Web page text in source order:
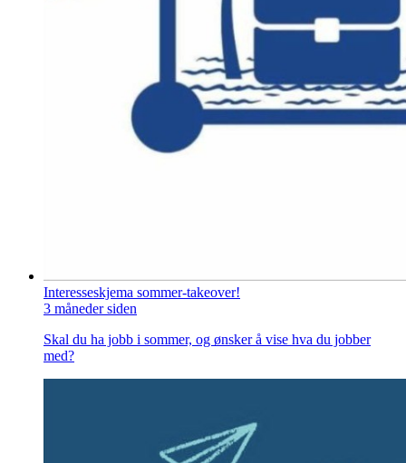
Interesseskjema sommer-takeover!
3 måneder siden
Skal du ha jobb i sommer, og ønsker å vise hva du jobber
med?